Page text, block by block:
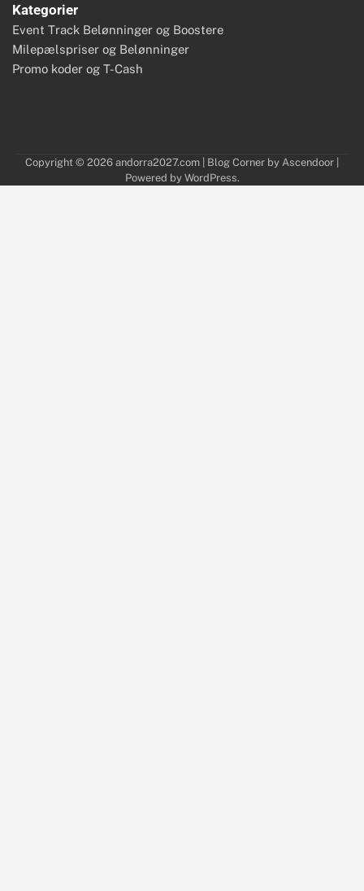
Kategorier
Event Track Belønninger og Boostere
Milepælspriser og Belønninger
Promo koder og T-Cash
Copyright © 2026 andorra2027.com | Blog Corner by Ascendoor |
Powered by WordPress.